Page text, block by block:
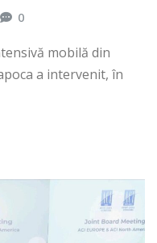
0
mobilă din
a intervenit, în